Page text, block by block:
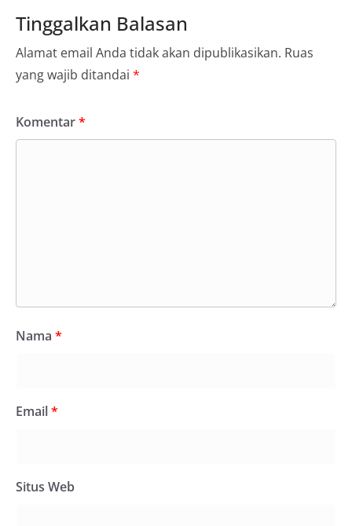
Tinggalkan Balasan
Alamat email Anda tidak akan dipublikasikan. Ruas
yang wajib ditandai *
Komentar*
Nama *
Email*
Situs Web